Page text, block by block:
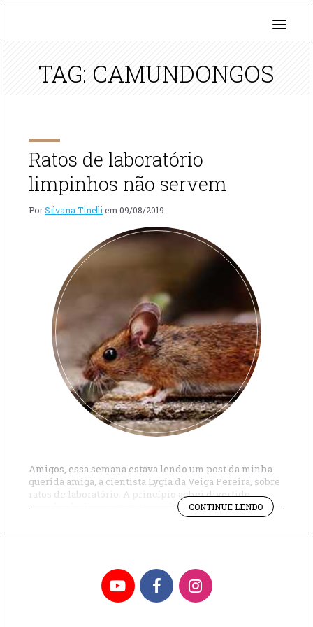
TAG: CAMUNDONGOS
Ratos de laboratório
limpinhos não servem
PorSilvana Tinelli em 09/08/2019
Amigos, essa semana estava lendo um post da minha
querida amiga, a cientista Lygia da Veiga Pereira, sobre
ratos de laboratório. A princípio achei divertido
quando ela disse, em outras palavras, que ratos
limpinhos não servem para a pesquisa. “Os
camundongos (são) sujos como nós. Sim, somos sujos.
CONTINUE LENDO"RATOS
DE
YouTubeFacebookInstagram